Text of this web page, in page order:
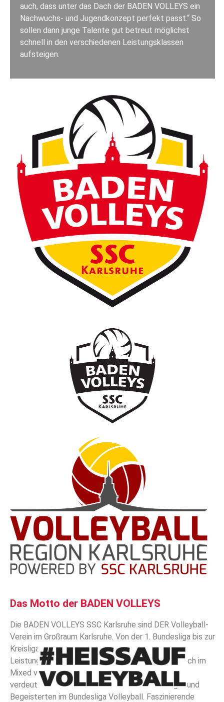
auch, dass unter das Dach der BADEN VOLLEYS ein
Nachwuchs- und Jugendkonzept perfekt passt.“ So
sollen dann junge Talente gut betreut möglichst
schnell in den verschiedenen Leistungsklassen
aufsteigen.
Das Motto der BADEN VOLLEYS
Die BADEN VOLLEYS SSC Karlsruhe sind DER Volleyball-
Verein im Großraum Karlsruhe. Von der 1. Bundesliga bis zur
Kreisliga ist der SSC Karlsruhe in nahezu jeder
Leistungsklasse sowohl bei Frauen, Männern als auch im
Mixed vertreten. Unser Motto #heissaufvolleyball
verdeutlicht die Leidenschaft der vielen Anhänger und
Begeisterten im Bundesliga Volleyball. Faszinierende